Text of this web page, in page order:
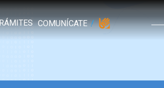
COMUNÍCATE